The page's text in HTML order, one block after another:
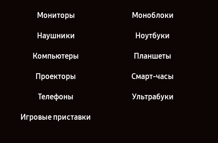
Мониторы Моноблоки
Наушники Ноутбуки
Компьютеры Планшеты
Проекторы Смарт-часы
Телефоны Ультрабуки
Игровые приставки